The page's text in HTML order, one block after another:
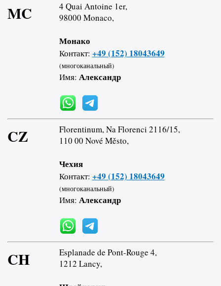
MC
4 Quai Antoine 1er,
98000 Monaco,
Монако
Контакт: +49 (152) 18043649
(многоканальный)
Имя: Александр
CZ
Florentinum, Na Florenci 2116/15,
110 00 Nové Město,
Чехия
Контакт: +49 (152) 18043649
(многоканальный)
Имя: Александр
CH
Esplanade de Pont-Rouge 4,
1212 Lancy,